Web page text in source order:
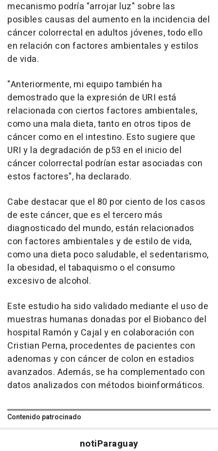
mecanismo podría "arrojar luz" sobre las
posibles causas del aumento en la incidencia del
cáncer colorrectal en adultos jóvenes, todo ello
en relación con factores ambientales y estilos
de vida.
"Anteriormente, mi equipo también ha
demostrado que la expresión de URI está
relacionada con ciertos factores ambientales,
como una mala dieta, tanto en otros tipos de
cáncer como en el intestino. Esto sugiere que
URI y la degradación de p53 en el inicio del
cáncer colorrectal podrían estar asociadas con
estos factores", ha declarado.
Cabe destacar que el 80 por ciento de los casos
de este cáncer, que es el tercero más
diagnosticado del mundo, están relacionados
con factores ambientales y de estilo de vida,
como una dieta poco saludable, el sedentarismo,
la obesidad, el tabaquismo o el consumo
excesivo de alcohol.
Este estudio ha sido validado mediante el uso de
muestras humanas donadas por el Biobanco del
hospital Ramón y Cajal y en colaboración con
Cristian Perna, procedentes de pacientes con
adenomas y con cáncer de colon en estadios
avanzados. Además, se ha complementado con
datos analizados con métodos bioinformáticos.
Contenido patrocinado
notiParaguay